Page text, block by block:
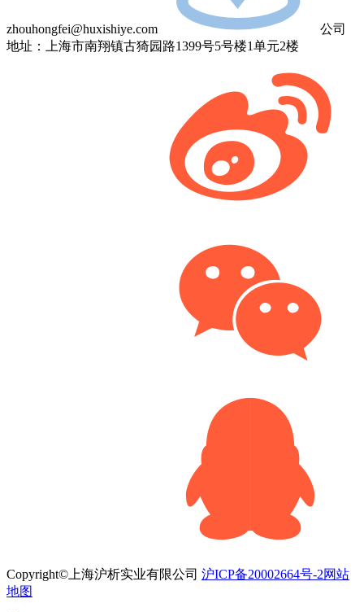
zhouhongfei@huxishiye.com
公司
地址：上海市南翔镇古猗园路1399号5号楼1单元2楼
Copyright©上海沪析实业有限公司 沪ICP备20002664号-2网站
地图